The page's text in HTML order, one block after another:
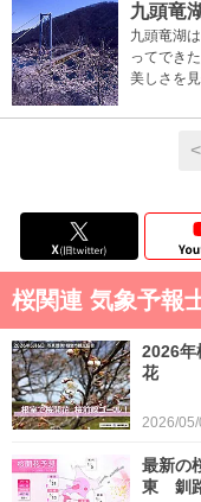
九頭竜
九頭竜湖
ってでき
美しさを
桜関連 気象予報
2026年
花
2026/05/
最新の
東 釧